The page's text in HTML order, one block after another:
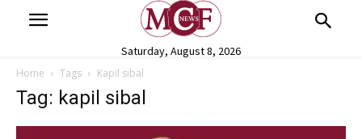
Saturday, August 8, 2026
Home Tags Kapil sibal
Tag: kapil sibal